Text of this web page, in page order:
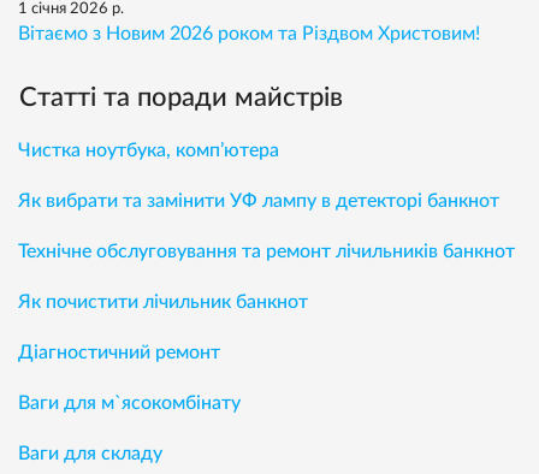
1 січня 2026 р.
Вітаємо з Новим 2026 роком та Різдвом Христовим!
Статті та поради майстрів
Чистка ноутбука, комп’ютера
Як вибрати та замінити УФ лампу в детекторі банкнот
Технічне обслуговування та ремонт лічильників банкнот
Як почистити лічильник банкнот
Діагностичний ремонт
Ваги для м`ясокомбінату
Ваги для складу